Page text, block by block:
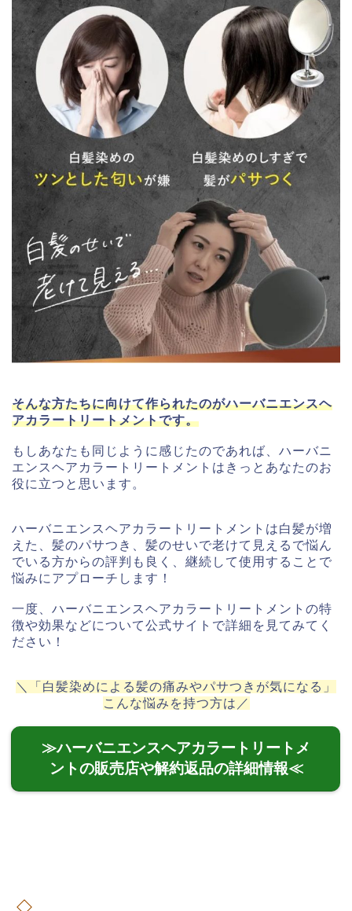
そんな方たちに向けて作られたのがハーバニエンスヘ
アカラートリートメントです。
もしあなたも同じように感じたのであれば、ハーバニ
エンスヘアカラートリートメントはきっとあなたのお
役に立つと思います。
ハーバニエンスヘアカラートリートメントは白髪が増
えた、髪のパサつき、髪のせいで老けて見えるで悩ん
でいる方からの評判も良く、継続して使用することで
悩みにアプローチします！
一度、ハーバニエンスヘアカラートリートメントの特
徴や効果などについて公式サイトで詳細を見てみてく
ださい！
＼「白髪染めによる髪の痛みやパサつきが気になる」
こんな悩みを持つ方は／
≫ハーバニエンスヘアカラートリートメ
ントの販売店や解約返品の詳細情報≪